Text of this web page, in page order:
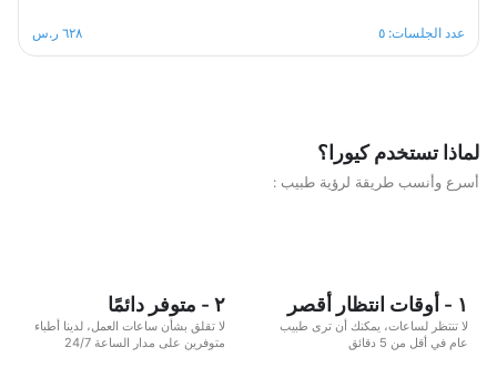
وصولك للهدف ممكن ودون اي اضرار صحية مع ثبات على اسلوب
حياة صحي ومتوازن ، هذا البرنامج الغذائي مكون من خمس جلسات
عدد الجلسات: ٥ ٦٢٨ ر.س
لماذا تستخدم كيورا؟
أسرع وأنسب طريقة لرؤية طبيب :
١ - أوقات انتظار أقصر
لا تنتظر لساعات، يمكنك أن ترى طبيب
عام في أقل من 5 دقائق
٢ - متوفر دائمًا
لا تقلق بشأن ساعات العمل، لدينا أطباء
متوفرين على مدار الساعة 24/7